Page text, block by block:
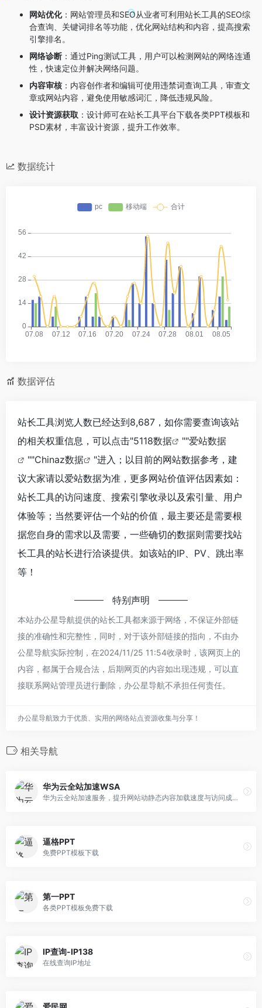
网站优化：网站管理员和SEO从业者可利用站长工具的SEO综
合查询、关键词排名等功能，优化网站结构和内容，提高搜索
引擎排名。
网络诊断 ：通过Ping测试工具，用户可以检测网站的网络连通
性，快速定位并解决网络问题。
内容审核 ：内容创作者和编辑可使用违禁词查询工具，审查文
章或网站内容，避免使用敏感词汇，降低违规风险。
设计资源获取 ：设计师可在站长工具平台下载各类PPT模板和
PSD素材，丰富设计资源，提升工作效率。
数据统计
数据评估
站长工具浏览人数已经达到8,687，如你需要查询该站
的相关权重信息，可以点击"5118数据 ""爱站数据
""Chinaz数据
"进入；以目前的网站数据参考，建
议大家请以爱站数据为准，更多网站价值评估因素如：
站长工具的访问速度、搜索引擎收录以及索引量、用户
体验等；当然要评估一个站的价值，最主要还是需要根
据您自身的需求以及需要，一些确切的数据则需要找站
长工具的站长进行洽谈提供。如该站的IP、PV、跳出率
等！
特别声明
本站办公星导航提供的站长工具都来源于网络，不保证外部链
接的准确性和完整性，同时，对于该外部链接的指向，不由办
公星导航实际控制，在2024/11/25 11:54收录时，该网页上的
内容，都属于合规合法，后期网页的内容如出现违规，可以直
接联系网站管理员进行删除，办公星导航不承担任何责任。
办公星导航致力于优质、实用的网络站点资源收集与分享！
相关导航
华为云全站加速WSA
​华为云全站加速服务，提升网站动静态内容加载速度与访问成功率。
逼格PPT
免费PPT模板下载
第一PPT
各类PPT模板免费下载
IP查询-IP138
在线查询IP地址